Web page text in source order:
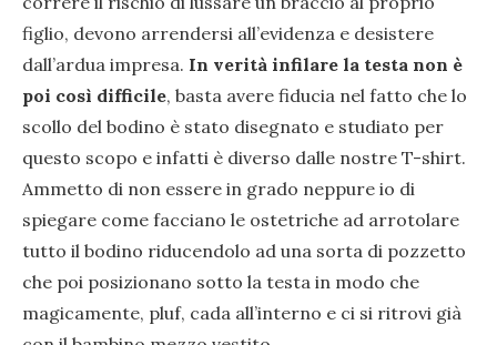
figlio, devono arrendersi all’evidenza e desistere
dall’ardua impresa. In verità infilare la testa non è
poi così difficile, basta avere fiducia nel fatto che lo
scollo del bodino è stato disegnato e studiato per
questo scopo e infatti è diverso dalle nostre T-shirt.
Ammetto di non essere in grado neppure io di
spiegare come facciano le ostetriche ad arrotolare
tutto il bodino riducendolo ad una sorta di pozzetto
che poi posizionano sotto la testa in modo che
magicamente, pluf, cada all’interno e ci si ritrovi già